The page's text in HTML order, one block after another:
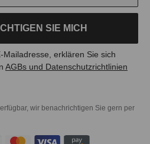
wir benachrichtigen Sie gern per
SIE MICH
erklären Sie sich
AGBs und Datenschutzrichtlinien